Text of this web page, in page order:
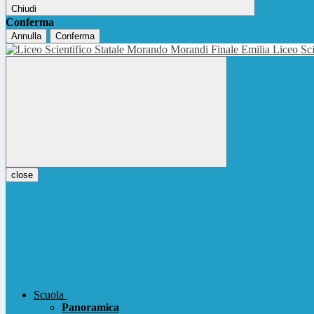
Chiudi
Conferma
Annulla Conferma
Liceo
close
Scuola
Panoramica